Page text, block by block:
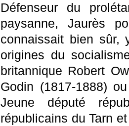
Défenseur du
paysanne, Jaurès
connaissait bien sûr,
origines du
britannique Robert
Godin (1817-1888)
Jeune député
républicains du Tarn